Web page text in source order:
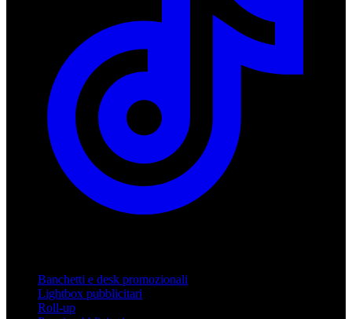
Banchetti e desk promozionali
Lightbox pubblicitari
Roll-up